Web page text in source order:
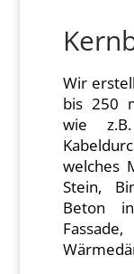
Wir
bis 250
wie
welches
Stein,
Beton